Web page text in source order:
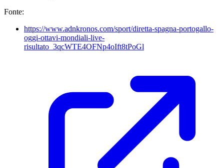
Fonte:
https://www.adnkronos.com/sport/diretta-spagna-portogallo-
oggi-ottavi-mondiali-live-
risultato_3qcWTE4OFNp4oIft8tPoGl